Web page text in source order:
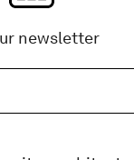
newsletter